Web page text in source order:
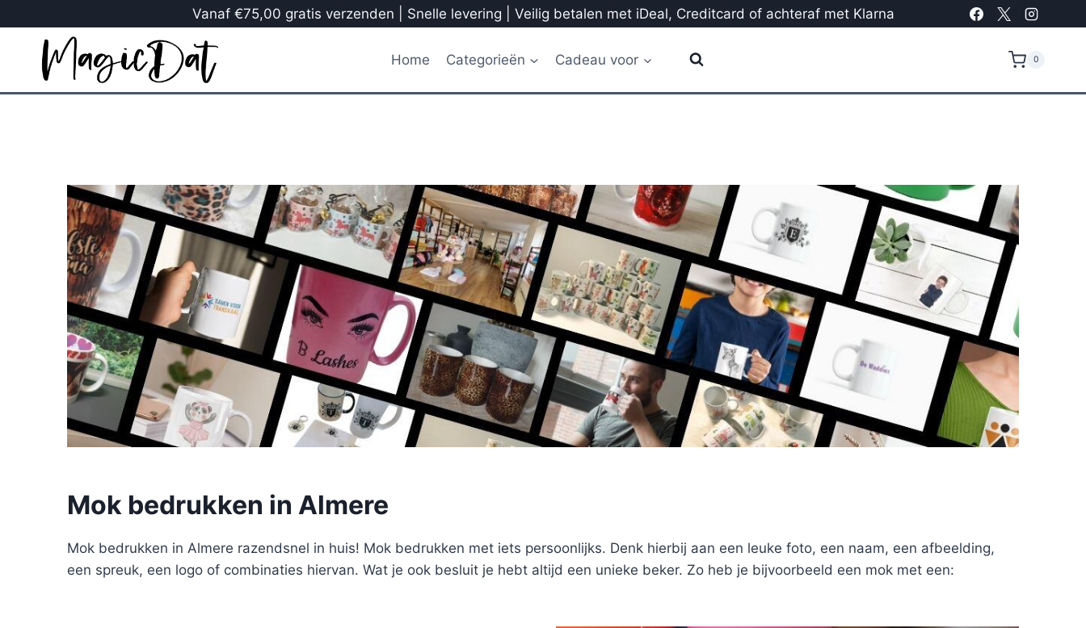
Vanaf €75,00 gratis verzenden | Snelle levering | Veilig betalen met iDeal, Creditcard of achteraf met Klarna
Home Categorieën Cadeau voor 0
Mok bedrukken in Almere
Mok bedrukken in Almere razendsnel in huis! Mok bedrukken met iets persoonlijks. Denk hierbij aan een leuke foto, een naam, een afbeelding,
een spreuk, een logo of combinaties hiervan. Wat je ook besluit je hebt altijd een unieke beker. Zo heb je bijvoorbeeld een mok met een: